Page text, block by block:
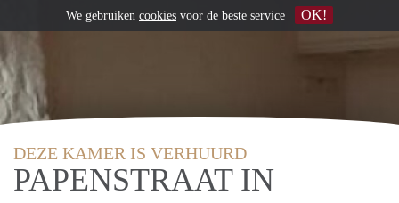
DEZE KAMER IS VERHUURD
PAPENSTRAAT IN
We gebruiken cookies voor de beste service OK!